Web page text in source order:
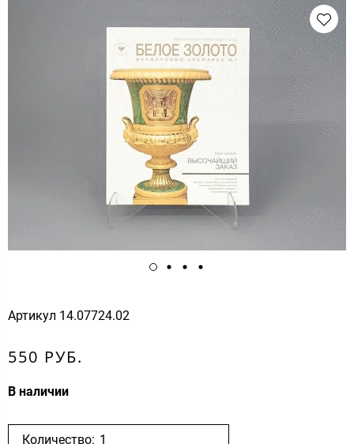
Артикул 14.07724.02
550 РУБ.
В наличии
Количество: